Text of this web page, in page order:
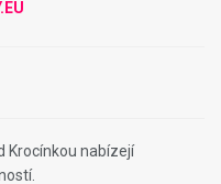
Krocínkou nabízejí